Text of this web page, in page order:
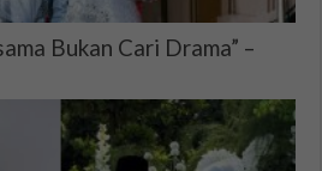
Bukan Cari Drama” –